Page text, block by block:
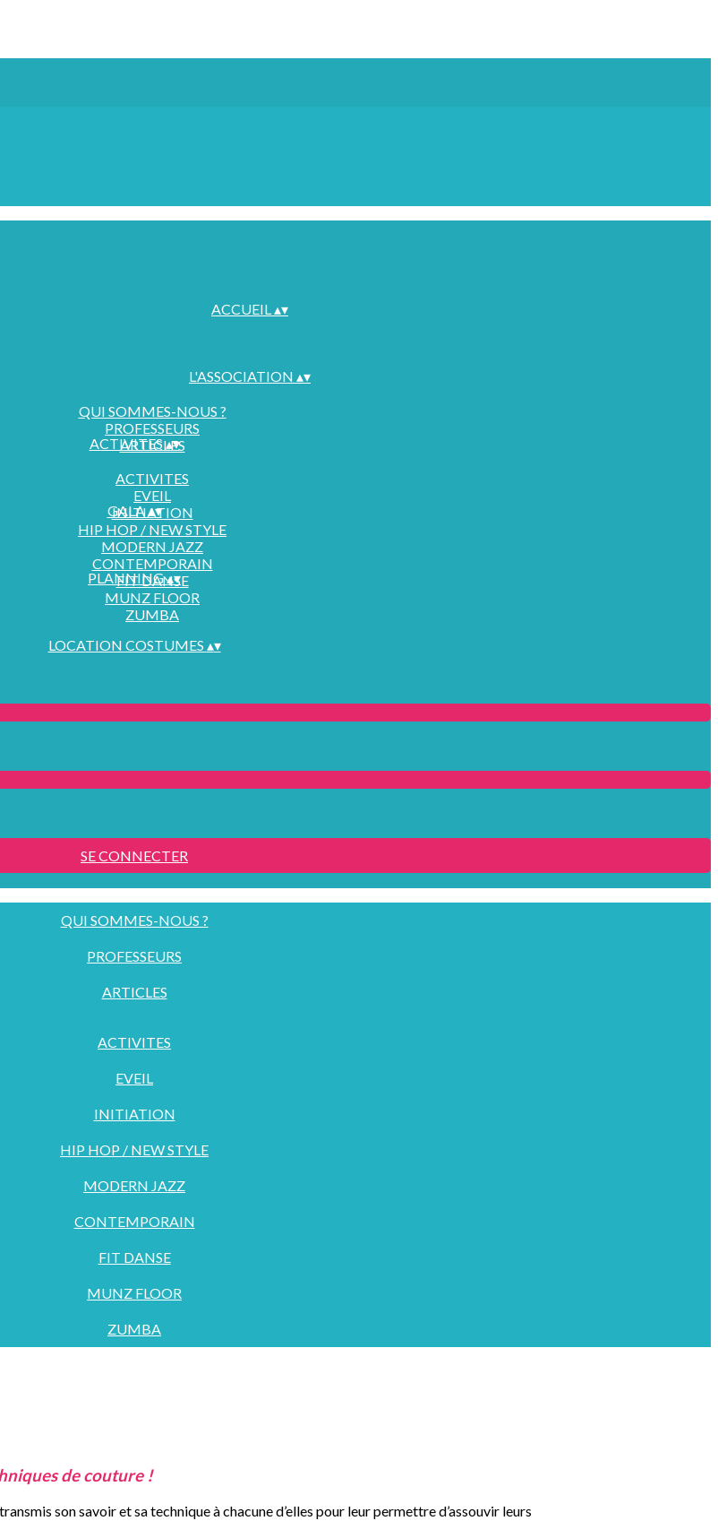
ACCUEIL▴▾
L'ASSOCIATION ▴▾
QUI SOMMES-NOUS ?
PROFESSEURS
ARTICLES
ACTIVITES▴▾
ACTIVITES
EVEIL
INITIATION
HIP HOP / NEW STYLE
MODERN JAZZ
CONTEMPORAIN
FIT DANSE
MUNZ FLOOR
ZUMBA
GALA▴▾
PLANNING▴▾
LOCATION COSTUMES ▴▾
SE CONNECTER
QUI SOMMES-NOUS ?
PROFESSEURS
ARTICLES
ACTIVITES
EVEIL
INITIATION
HIP HOP / NEW STYLE
MODERN JAZZ
CONTEMPORAIN
FIT DANSE
MUNZ FLOOR
ZUMBA
de couture !
son savoir et sa technique à chacune d’elles pour leur permettre d’assouvir leurs